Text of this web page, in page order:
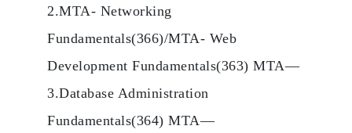
2.MTA- Networking
Fundamentals(366)/MTA- Web
Development Fundamentals(363) MTA—
3.Database Administration
Fundamentals(364) MTA—